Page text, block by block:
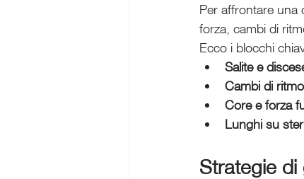
Per affrontare una
forza, cambi di
Ecco i blocchi
Salite e
Cambi di ritmo
Core e forza
Lunghi su
Strategie di